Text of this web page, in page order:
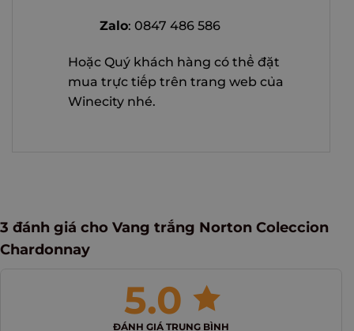
Zalo: 0847 486 586
Hoặc Quý khách hàng có thể đặt
mua trực tiếp trên trang web của
Winecity nhé.
3 đánh giá cho Vang trắng Norton Coleccion
Chardonnay
5.0
ĐÁNH GIÁ TRUNG BÌNH